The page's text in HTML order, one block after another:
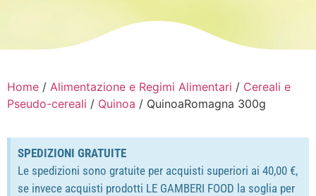
Home / Alimentazione e Regimi Alimentari / Cereali e
Pseudo-cereali / Quinoa / QuinoaRomagna 300g
SPEDIZIONI GRATUITE
Le spedizioni sono gratuite per acquisti superiori ai 40,00 €,
se invece acquisti prodotti LE GAMBERI FOOD la soglia per